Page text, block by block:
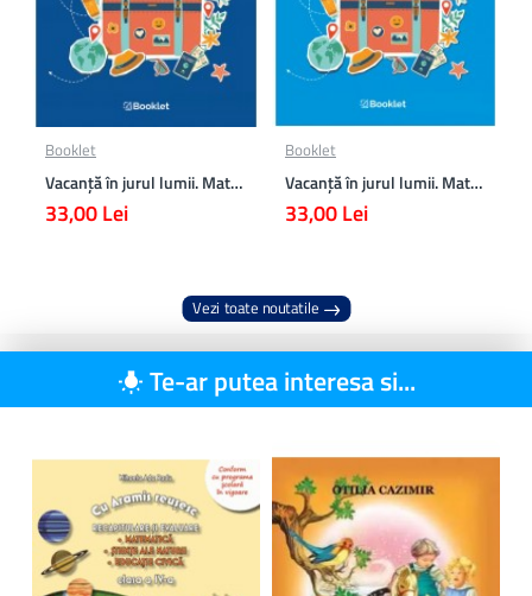
Booklet
Vacanță în jurul lumii. Matematică clasa a VII-a – EDIȚIA 2026
33,00 Lei
Booklet
Vacanță în jurul lumii. Matematică clasa a VI-a – EDIȚIA 2026
33,00 Lei
Vezi toate noutatile
Te-ar putea interesa si...